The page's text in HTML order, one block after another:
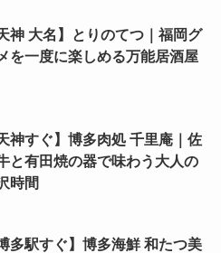
天神 大名】とりのてつ｜福岡グ
を一度に楽しめる万能居酒屋
天神すぐ】博多肉処 千里庵｜佐
と有田焼の器で味わう大人の
時間
博多駅すぐ】博多海鮮 和たつ美